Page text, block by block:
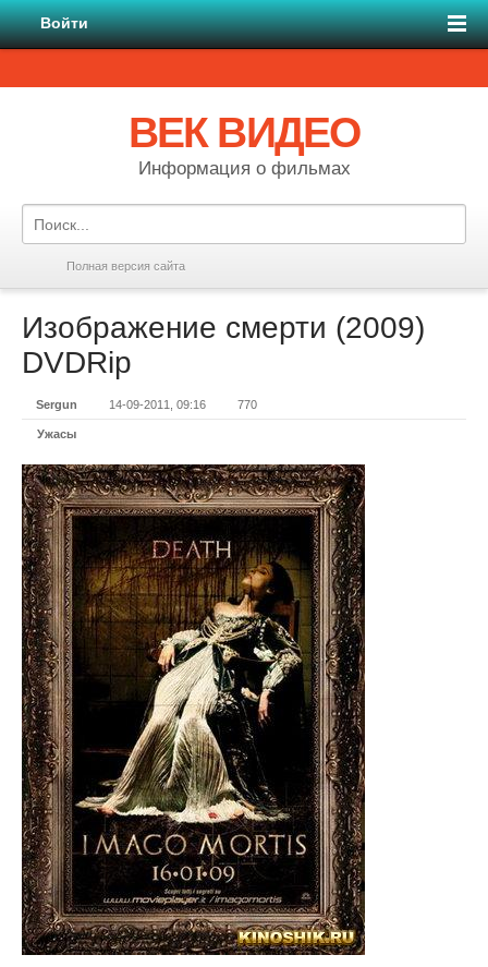
Войти
ВЕК ВИДЕО
Информация о фильмах
Полная версия сайта
Изображение смерти (2009)
DVDRір
Sergun 14-09-2011, 09:16 770
Ужасы